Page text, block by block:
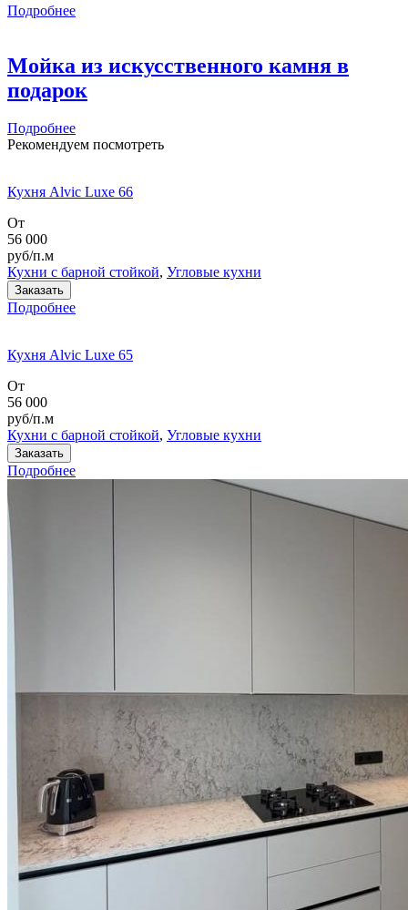
Подробнее
Мойка из искусственного камня в
подарок
Подробнее
Рекомендуем посмотреть
Кухня Alvic Luxe 66
От
56 000
руб/п.м
Кухни с барной стойкой, Угловые кухни
Заказать
Подробнее
Кухня Alvic Luxe 65
От
56 000
руб/п.м
Кухни с барной стойкой, Угловые кухни
Заказать
Подробнее